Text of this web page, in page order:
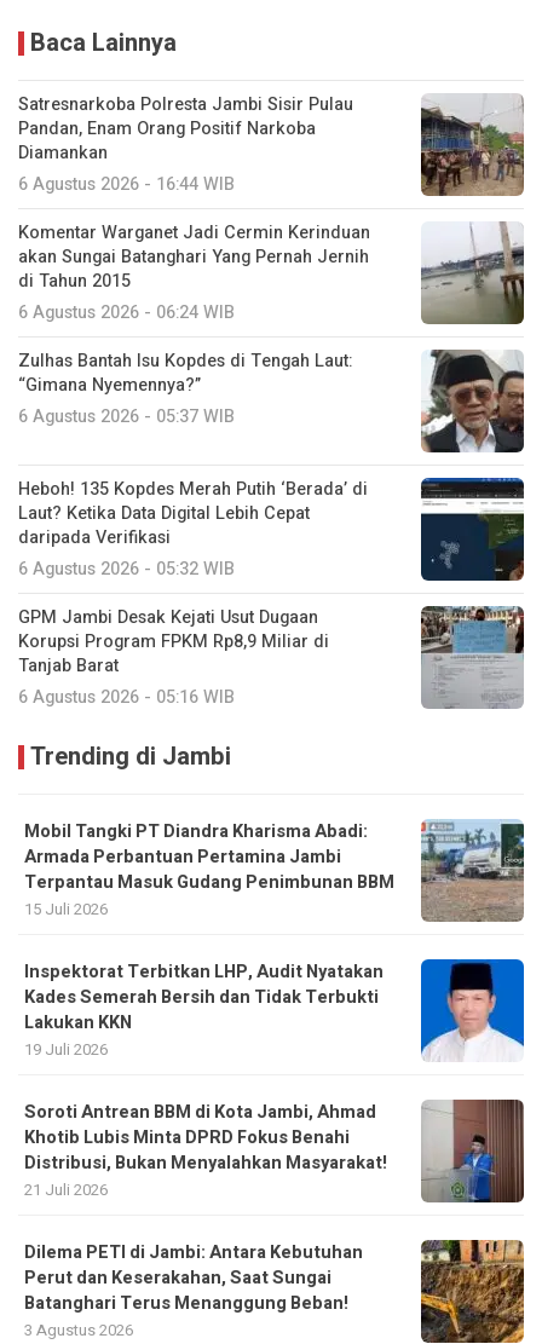
Baca Lainnya
Satresnarkoba Polresta Jambi Sisir Pulau
Pandan, Enam Orang Positif Narkoba
Diamankan
6 Agustus 2026 - 16:44 WIB
Komentar Warganet Jadi Cermin Kerinduan
akan Sungai Batanghari Yang Pernah Jernih
di Tahun 2015
6 Agustus 2026 - 06:24 WIB
Zulhas Bantah Isu Kopdes di Tengah Laut:
“Gimana Nyemennya?”
6 Agustus 2026 - 05:37 WIB
Heboh! 135 Kopdes Merah Putih ‘Berada’ di
Laut? Ketika Data Digital Lebih Cepat
daripada Verifikasi
6 Agustus 2026 - 05:32 WIB
GPM Jambi Desak Kejati Usut Dugaan
Korupsi Program FPKM Rp8,9 Miliar di
Tanjab Barat
6 Agustus 2026 - 05:16 WIB
Trending di Jambi
Mobil Tangki PT Diandra Kharisma Abadi:
Armada Perbantuan Pertamina Jambi
Terpantau Masuk Gudang Penimbunan BBM
15 Juli 2026
Inspektorat Terbitkan LHP, Audit Nyatakan
Kades Semerah Bersih dan Tidak Terbukti
Lakukan KKN
19 Juli 2026
Soroti Antrean BBM di Kota Jambi, Ahmad
Khotib Lubis Minta DPRD Fokus Benahi
Distribusi, Bukan Menyalahkan Masyarakat!
21 Juli 2026
Dilema PETI di Jambi: Antara Kebutuhan
Perut dan Keserakahan, Saat Sungai
Batanghari Terus Menanggung Beban!
3 Agustus 2026